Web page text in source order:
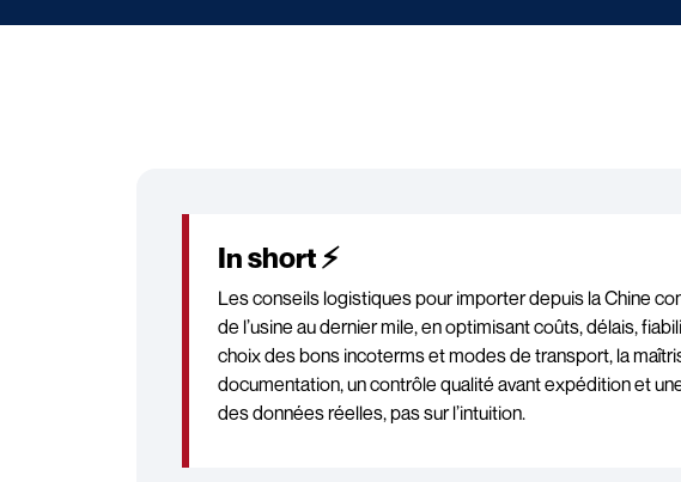
In short ⚡
Les conseils logistiques pour importer depuis la Chine
de l’usine au dernier mile, en optimisant coûts, délais,
choix des bons incoterms et modes de transport, la
documentation, un contrôle qualité avant expédition et
des données réelles, pas sur l’intuition.